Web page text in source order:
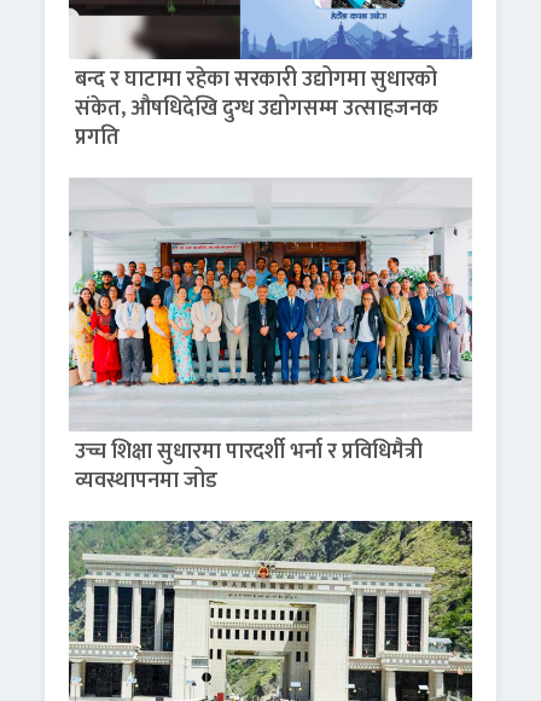
बन्द र घाटामा रहेका सरकारी उद्योगमा सुधारको
संकेत, औषधिदेखि दुग्ध उद्योगसम्म उत्साहजनक
प्रगति
उच्च शिक्षा सुधारमा पारदर्शी भर्ना र प्रविधिमैत्री
व्यवस्थापनमा जोड